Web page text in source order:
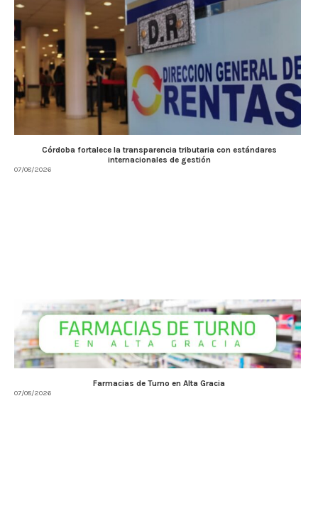
Córdoba fortalece la transparencia tributaria con estándares
internacionales de gestión
07/08/2026
Farmacias de Turno en Alta Gracia
07/08/2026